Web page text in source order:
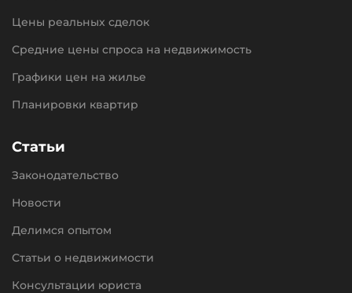
Цены реальных сделок
Средние цены спроса на недвижимость
Графики цен на жилье
Планировки квартир
Статьи
Законодательство
Новости
Делимся опытом
Статьи о недвижимости
Консультации юриста